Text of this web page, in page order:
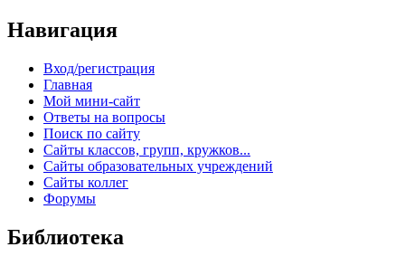
Навигация
Вход/регистрация
Главная
Мой мини-сайт
Ответы на вопросы
Поиск по сайту
Сайты классов, групп, кружков...
Сайты образовательных учреждений
Сайты коллег
Форумы
Библиотека